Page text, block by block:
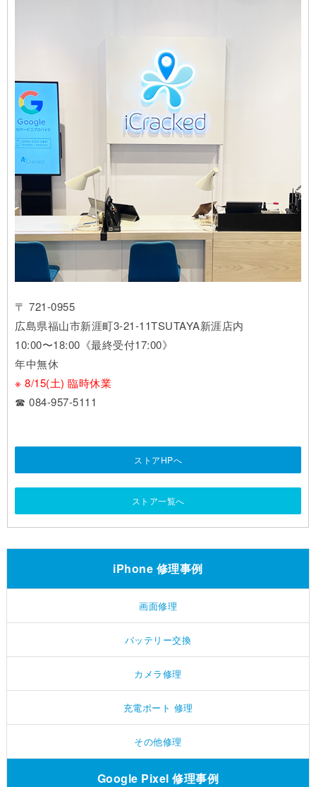
〒 721-0955
広島県福山市新涯町3-21-11TSUTAYA新涯店内
10:00〜18:00《最終受付17:00》
年中無休
※ 8/15(土) 臨時休業
☎ 084-957-5111
ストアHPへ
ストア一覧へ
iPhone 修理事例
画面修理
バッテリー交換
カメラ修理
充電ポート 修理
その他修理
Google Pixel 修理事例